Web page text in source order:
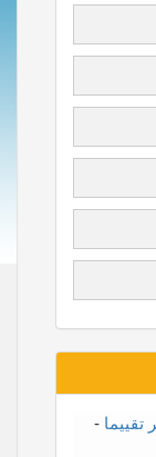
-